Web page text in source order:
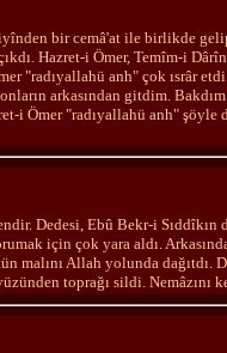
bir cemâ'at ile birlikde
Hazret-i Ömer, Temîm-i
"radıyallahü anh" çok ısrâr
arkasından gitdim.
i Ömer "radıyallahü anh"
Dedesi, Ebû Bekr-i Sıddîkın
için çok yara aldı.
Allah yolunda dağıtdı.
toprağı sildi. Nemâzını